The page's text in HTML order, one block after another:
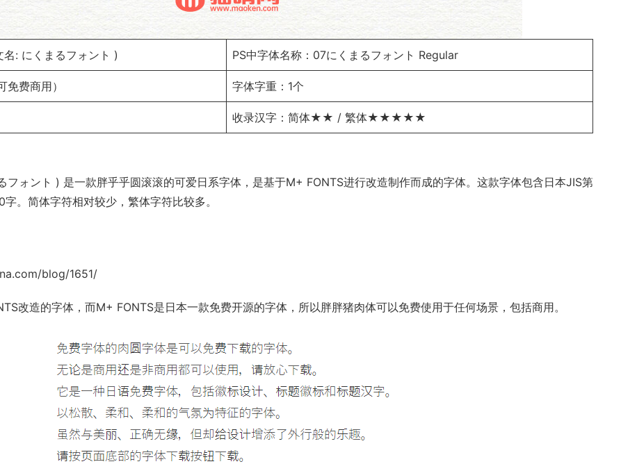
: にくまるフォント ) PS中字体名称：07にくまるフォント Regular
费商用） 字体字重：1个
收录汉字：简体★★ / 繁体★★★★★
フォント ) 是一款胖乎乎圆滚滚的可爱日系字体，是基于M+ FONTS进行改造制作而成的字体。这款字体包含日本JIS第
。简体字符相对较少，繁体字符比较多。
blog/1651/
改造的字体，而M+ FONTS是日本一款免费开源的字体，所以胖胖猪肉体可以免费使用于任何场景，包括商用。